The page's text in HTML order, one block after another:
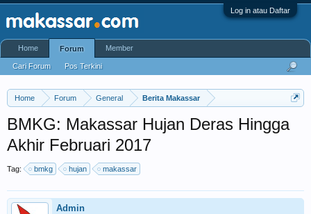
Log in atau Daftar
Home Forum General Berita Makassar
BMKG: Makassar Hujan Deras Hingga
Akhir Februari 2017
Tag: bmkg hujan makassar
Admin
Home Forum
Cari Forum Pos Terkini
Member